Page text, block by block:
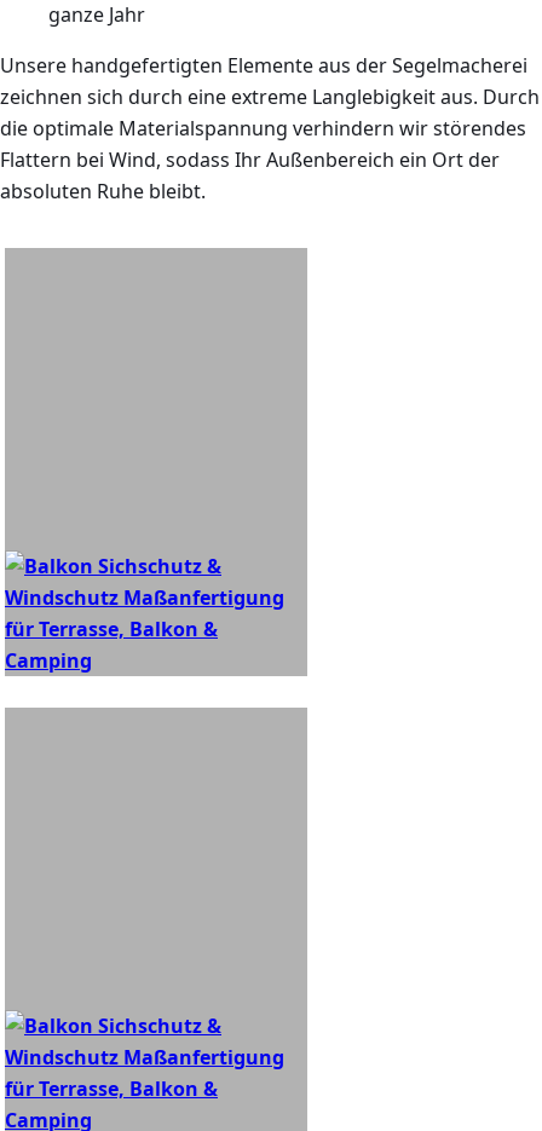
ganze Jahr
Unsere handgefertigten Elemente aus der Segelmacherei
zeichnen sich durch eine extreme Langlebigkeit aus. Durch
die optimale Materialspannung verhindern wir störendes
Flattern bei Wind, sodass Ihr Außenbereich ein Ort der
absoluten Ruhe bleibt.